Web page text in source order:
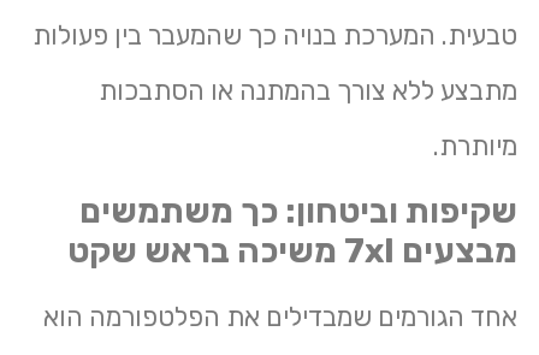
טבעית. המערכת בנויה כך שהמעבר בין פעולות
מתבצע ללא צורך בהמתנה או הסתבכות
מיותרת.
שקיפות וביטחון: כך משתמשים
מבצעים 7xl משיכה בראש שקט
אחד הגורמים שמבדילים את הפלטפורמה הוא